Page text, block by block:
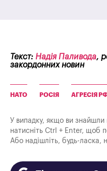
Текст: Надія Паливода,
закордонних новин
НАТО РОСІЯ АГРЕСІЯ
У випадку, якщо ви знайшли
натисніть Ctrl + Enter, щоб
Або надішліть, будь-ласка,